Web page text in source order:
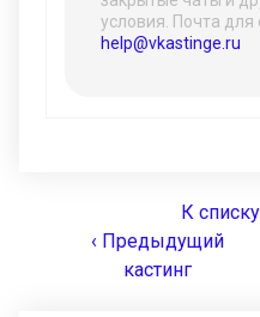
условия. Почта
help@vkastinge.ru
К
‹ Предыдущий
кастинг